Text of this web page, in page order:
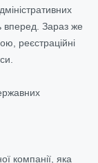
вперед. Зараз же
реєстраційні
компанії, яка